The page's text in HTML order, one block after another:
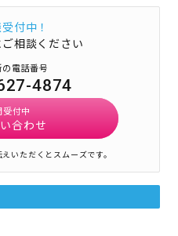
付中！
相談ください
電話番号
4874
付中
合わせ
いただくとスムーズです。